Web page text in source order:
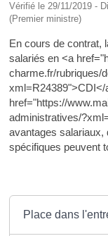
Vérifié le 29/11/2019 -
(Premier ministre)
En cours de contrat,
salariés en <a
charme.fr/rubriques/
href="https://
administratives/
avantages salariaux,
spécifiques peuvent
Place dans